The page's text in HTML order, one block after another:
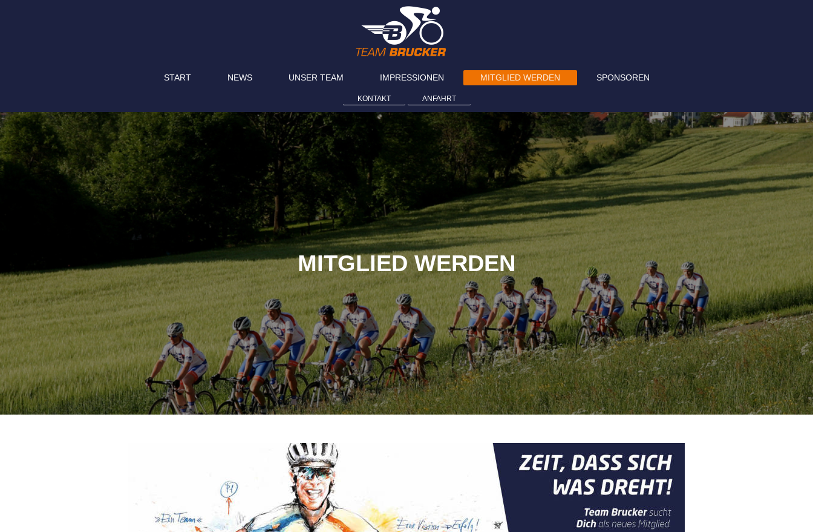
START NEWS UNSER TEAM IMPRESSIONEN MITGLIED WERDEN SPONSOREN
KONTAKT ANFAHRT
MITGLIED WERDEN